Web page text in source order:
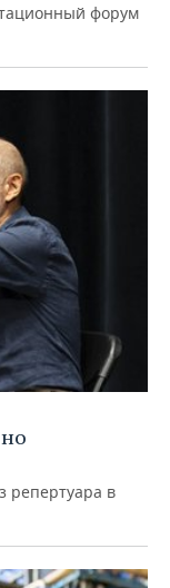
форум
репертуара в